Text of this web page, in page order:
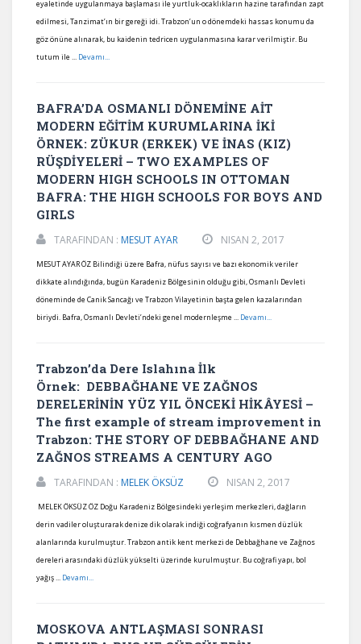
eyaletinde uygulanmaya başlaması ile yurtluk-ocaklıkların hazine tarafından zapt
edilmesi, Tanzimat’ın bir gereği idi. Trabzon’un o dönemdeki hassas konumu da
göz önüne alınarak, bu kaidenin tedricen uygulanmasına karar verilmiştir. Bu
tutum ile ... Devamı...
BAFRA’DA OSMANLI DÖNEMİNE AİT
MODERN EĞİTİM KURUMLARINA İKİ
ÖRNEK: ZÜKUR (ERKEK) VE İNAS (KIZ)
RÜŞDİYELERİ – TWO EXAMPLES OF
MODERN HIGH SCHOOLS IN OTTOMAN
BAFRA: THE HIGH SCHOOLS FOR BOYS AND
GIRLS
TARAFINDAN : MESUT AYAR NISAN 2, 2017
MESUT AYAR ÖZ Bilindiği üzere Bafra, nüfus sayısı ve bazı ekonomik veriler
dikkate alındığında, bugün Karadeniz Bölgesinin olduğu gibi, Osmanlı Devleti
döneminde de Canik Sancağı ve Trabzon Vilayetinin başta gelen kazalarından
biriydi. Bafra, Osmanlı Devleti’ndeki genel modernleşme ... Devamı...
Trabzon’da Dere Islahına İlk
Örnek: DEBBAĞHANE VE ZAĞNOS
DERELERİNİN YÜZ YIL ÖNCEKİ HİKÂYESİ –
The first example of stream improvement in
Trabzon: THE STORY OF DEBBAĞHANE AND
ZAĞNOS STREAMS A CENTURY AGO
TARAFINDAN : MELEK ÖKSÜZ NISAN 2, 2017
MELEK ÖKSÜZ ÖZ Doğu Karadeniz Bölgesindeki yerleşim merkezleri, dağların
derin vadiler oluşturarak denize dik olarak indiği coğrafyanın kısmen düzlük
alanlarında kurulmuştur. Trabzon antik kent merkezi de Debbağhane ve Zağnos
dereleri arasındaki düzlük yükselti üzerinde kurulmuştur. Bu coğrafi yapı, bol
yağış ... Devamı...
MOSKOVA ANTLAŞMASI SONRASI